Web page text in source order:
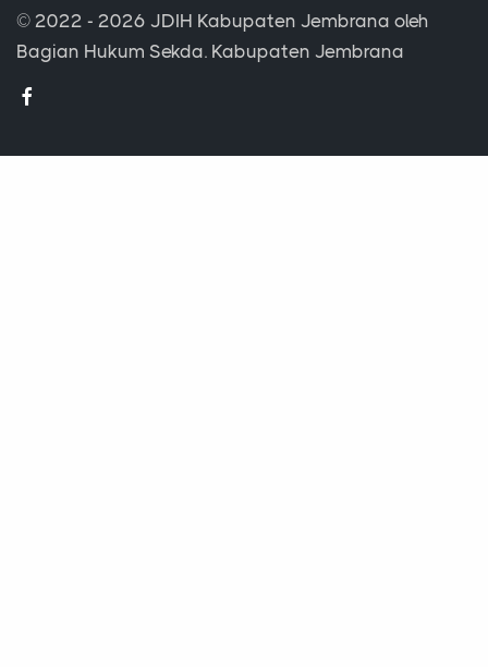
© 2022 - 2026 JDIH Kabupaten Jembrana oleh
Bagian Hukum Sekda. Kabupaten Jembrana